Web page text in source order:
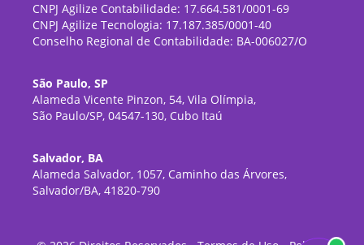
CNPJ Agilize Contabilidade: 17.664.581/0001-69
CNPJ Agilize Tecnologia: 17.187.385/0001-40
Conselho Regional de Contabilidade: BA-006027/O
São Paulo, SP
Alameda Vicente Pinzon, 54, Vila Olímpia,
São Paulo/SP, 04547-130, Cubo Itaú
Salvador, BA
Alameda Salvador, 1057, Caminho das Árvores,
Salvador/BA, 41820-790